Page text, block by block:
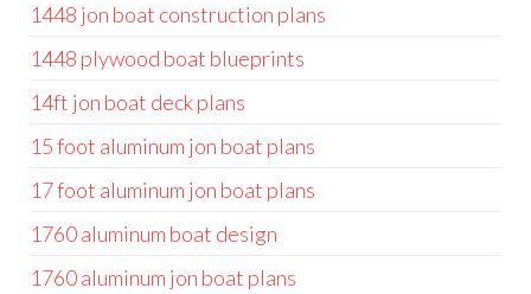
1448 jon boat construction plans
1448 plywood boat blueprints
14ft jon boat deck plans
15 foot aluminum jon boat plans
17 foot aluminum jon boat plans
1760 aluminum boat design
1760 aluminum jon boat plans